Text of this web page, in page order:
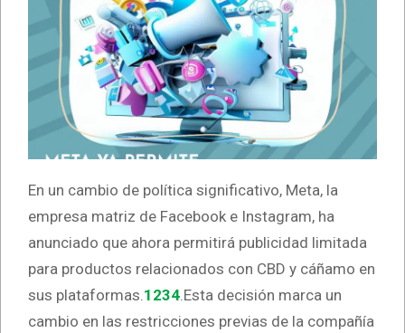
En un cambio de política significativo, Meta, la
empresa matriz de Facebook e Instagram, ha
anunciado que ahora permitirá publicidad limitada
para productos relacionados con CBD y cáñamo en
sus plataformas.1 234.Esta decisión marca un
cambio en las restricciones previas de la compañía